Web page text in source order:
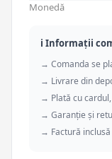
Monedă
ℹ️ Informații
→ Comanda se
→ Livrare din
→ Plată cu
→ Garanție și
→ Factură